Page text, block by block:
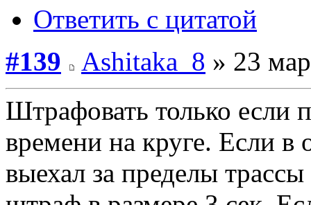
Ответить с цитатой
#139
Ashitaka_8 » 23
Штрафовать только если
времени на круге. Если
выехал за пределы